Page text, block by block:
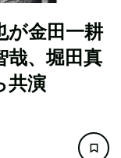
が金田一耕
哉、堀田真
共演